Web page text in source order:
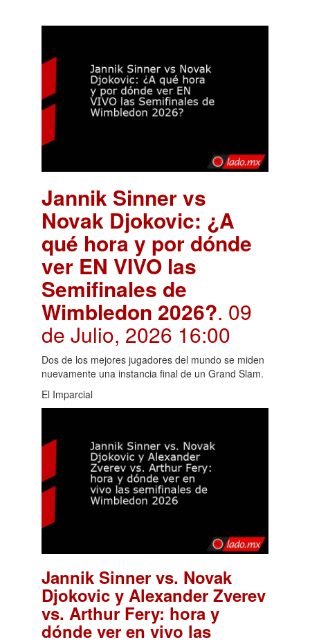
Jannik Sinner vs
Novak Djokovic: ¿A
qué hora y por dónde
ver EN VIVO las
Semifinales de
Wimbledon 2026?. 09
de Julio, 2026 16:00
Dos de los mejores jugadores del mundo se miden
nuevamente una instancia final de un Grand Slam.
El Imparcial
Jannik Sinner vs. Novak
Djokovic y Alexander Zverev
vs. Arthur Fery: hora y
dónde ver en vivo las